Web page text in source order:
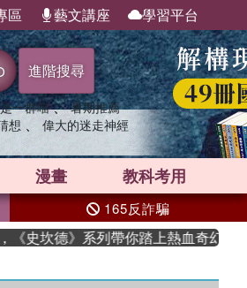
區 藝文講座 學習平台
進階搜尋
一群喵 、 暑期推薦
想 、 偉大的迷走神經
漫畫 教科考用
165反詐騙
系列帶你踏上熱血奇幻旅程